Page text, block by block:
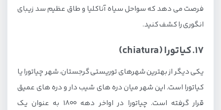
فرصت می دهد که سواحل سیاه آناکلیا و طاق عظیم سد زیبای
انگوری را کشف کنید.
17. کیاتورا (chiatura)
یکی دیگر از بهترین شهرهای توریستی گرجستان، شهر چیاتورا یا
کیاتورا است. این شهر میان دره های شیب دار و دره های عمیق
قرار گرفته است. چیاتورا در اواخر دهه 1800 به عنوان یک